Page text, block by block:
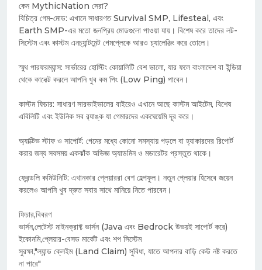
কেন MythicNation সেরা?
বিচিত্র গেম-মোড: এখানে সাধারণত Survival SMP, Lifesteal, এবং
Earth SMP-এর মতো জনপ্রিয় মোডগুলো পাওয়া যায়। বিশেষ করে তাদের লট-
সিস্টেম এবং কাস্টম এনচ্যান্টমেন্ট গেমপ্লেকে আরও চ্যালেঞ্জিং করে তোলে।
স্মুথ পারফরম্যান্স: সার্ভারের হোস্টিং কোয়ালিটি বেশ ভালো, যার ফলে বাংলাদেশ বা ইন্ডিয়া
থেকে কানেক্ট করলে আপনি খুব কম পিং (Low Ping) পাবেন।
কাস্টম ফিচার: সাধারণ সারভাইভালের বাইরেও এখানে আছে কাস্টম আইটেম, বিশেষ
এবিলিটি এবং ইউনিক সব র‍্যাঙ্ক যা গেমারদের একঘেয়েমি দূর করে।
অ্যাক্টিভ স্টাফ ও সাপোর্ট: গেমের মধ্যে কোনো সমস্যায় পড়লে বা হ্যাকারদের রিপোর্ট
করার জন্য সবসময় একঝাঁক অভিজ্ঞ অ্যাডমিন ও মডারেটর প্রস্তুত থাকে।
ফ্রেন্ডলি কমিউনিটি: এখানকার প্লেয়াররা বেশ হেল্পফুল। নতুন প্লেয়ার হিসেবে জয়েন
করলেও আপনি খুব দ্রুত সবার সাথে মানিয়ে নিতে পারবেন।
ফিচার,বিবরণ
ভার্সন,লেটেস্ট মাইনক্রাফ্ট ভার্সন (Java এবং Bedrock উভয়ই সাপোর্ট করে)
ইকোনমি,প্লেয়ার-বেসড মার্কেট এবং শপ সিস্টেম
সুরক্ষা,"ল্যান্ড ক্লেইম (Land Claim) সুবিধা, যাতে আপনার বাড়ি কেউ নষ্ট করতে
না পারে"